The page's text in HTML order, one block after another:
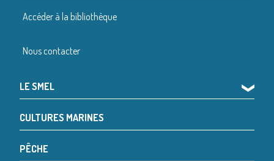
Accéder à la bibliothèque
Nous contacter
LE SMEL ❯
CULTURES MARINES
PÊCHE